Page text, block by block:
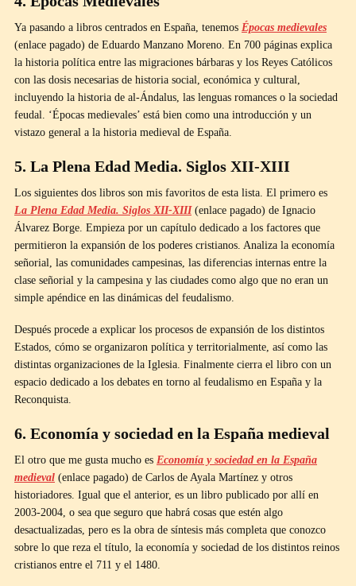
Ya pasando a libros centrados en España, tenemos Épocas medievales
(enlace pagado) de Eduardo Manzano Moreno. En 700 páginas explica
la historia política entre las migraciones bárbaras y los Reyes Católicos
con las dosis necesarias de historia social, económica y cultural,
incluyendo la historia de al-Ándalus, las lenguas romances o la sociedad
feudal. ‘Épocas medievales’ está bien como una introducción y un
vistazo general a la historia medieval de España.
5. La Plena Edad Media. Siglos XII-XIII
Los siguientes dos libros son mis favoritos de esta lista. El primero es
La Plena Edad Media. Siglos XII-XIII(enlace pagado) de Ignacio
Álvarez Borge. Empieza por un capítulo dedicado a los factores que
permitieron la expansión de los poderes cristianos. Analiza la economía
señorial, las comunidades campesinas, las diferencias internas entre la
clase señorial y la campesina y las ciudades como algo que no eran un
simple apéndice en las dinámicas del feudalismo.
Después procede a explicar los procesos de expansión de los distintos
Estados, cómo se organizaron política y territorialmente, así como las
distintas organizaciones de la Iglesia. Finalmente cierra el libro con un
espacio dedicado a los debates en torno al feudalismo en España y la
Reconquista.
6. Economía y sociedad en la España medieval
El otro que me gusta mucho es Economía y sociedad en la España
medieval (enlace pagado) de Carlos de Ayala Martínez y otros
historiadores. Igual que el anterior, es un libro publicado por allí en
2003-2004, o sea que seguro que habrá cosas que estén algo
desactualizadas, pero es la obra de síntesis más completa que conozco
sobre lo que reza el título, la economía y sociedad de los distintos reinos
cristianos entre el 711 y el 1480.